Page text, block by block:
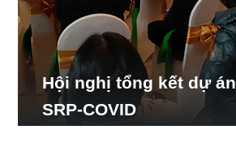
Hội nghị tổng kết dự án
SRP-COVID